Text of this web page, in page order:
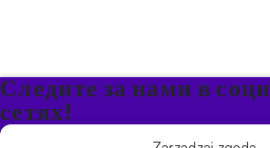
Следите за нами в
сетях!
Будьте в курсе акций и новостей в